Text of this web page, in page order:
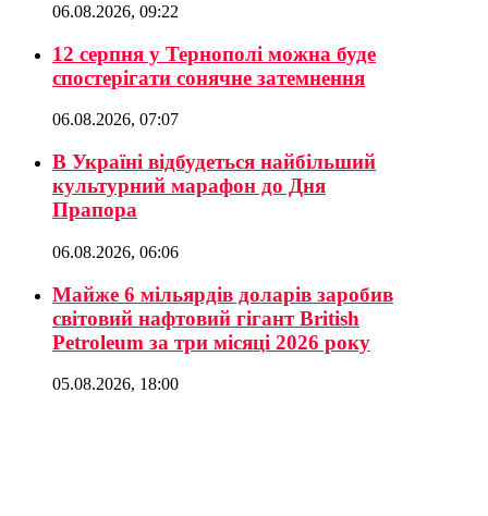
06.08.2026, 09:22
12 серпня у Тернополі можна буде
спостерігати сонячне затемнення
06.08.2026, 07:07
В Україні відбудеться найбільший
культурний марафон до Дня
Прапора
06.08.2026, 06:06
Майже 6 мільярдів доларів заробив
світовий нафтовий гігант British
Petroleum за три місяці 2026 року
05.08.2026, 18:00